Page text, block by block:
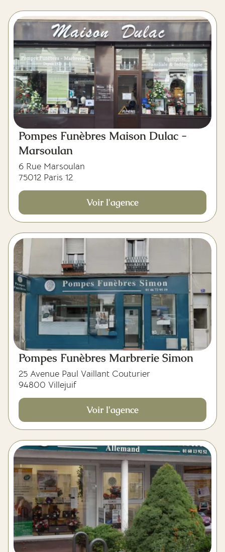
Pompes Funèbres Maison Dulac -
Marsoulan
6 Rue Marsoulan
75012 Paris 12
Voir l'agence
Pompes Funèbres Marbrerie Simon
25 Avenue Paul Vaillant Couturier
94800 Villejuif
Voir l'agence